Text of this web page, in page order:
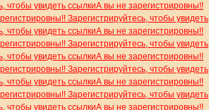
чтобы увидеть ссылкиА вы не зарегистрировны!!
Зарегистрируйтесь, чтобы увидеть
чтобы увидеть ссылкиА вы не зарегистрировны!!
Зарегистрируйтесь, чтобы увидеть
чтобы увидеть ссылкиА вы не зарегистрировны!!
Зарегистрируйтесь, чтобы увидеть
чтобы увидеть ссылкиА вы не зарегистрировны!!
Зарегистрируйтесь, чтобы увидеть
чтобы увидеть ссылкиА вы не зарегистрировны!!